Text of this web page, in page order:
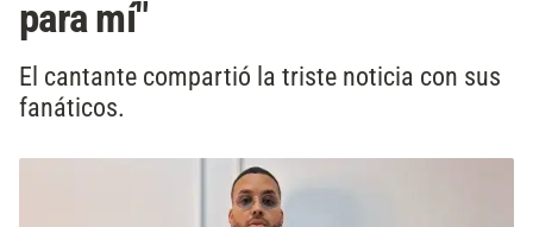
para mí"
El cantante compartió la triste noticia con sus
fanáticos.